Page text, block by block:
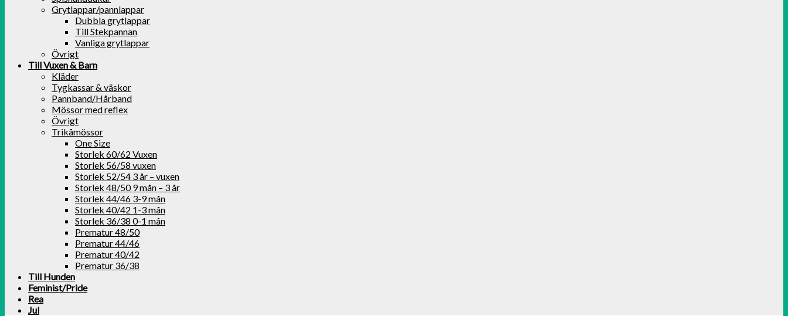
Grytlappar/pannlappar
Dubbla grytlappar
Till Stekpannan
Vanliga grytlappar
Övrigt
Till Vuxen & Barn
Kläder
Tygkassar & väskor
Pannband/Hårband
Mössor med reflex
Övrigt
Trikåmössor
One Size
Storlek 60/62 Vuxen
Storlek 56/58 vuxen
Storlek 52/54 3 år – vuxen
Storlek 48/50 9 mån – 3 år
Storlek 44/46 3-9 mån
Storlek 40/42 1-3 mån
Storlek 36/38 0-1 mån
Prematur 48/50
Prematur 44/46
Prematur 40/42
Prematur 36/38
Till Hunden
Feminist/Pride
Rea
Jul